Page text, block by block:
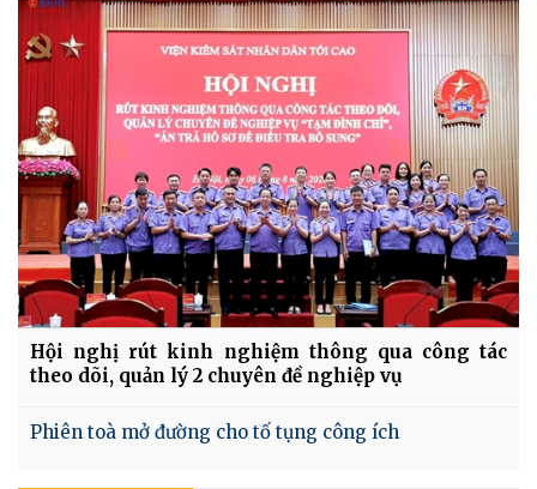
Hội nghị rút kinh nghiệm thông qua công tác
theo dõi, quản lý 2 chuyên đề nghiệp vụ
Phiên toà mở đường cho tố tụng công ích